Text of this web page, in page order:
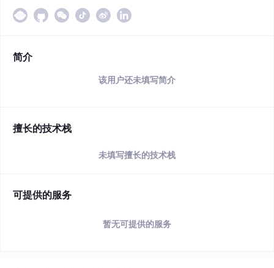
简介
该用户还未填写简介
擅长的技术栈
未填写擅长的技术栈
可提供的服务
暂无可提供的服务